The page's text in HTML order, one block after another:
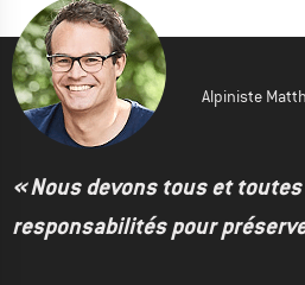
Alpiniste
« Nous devons tous et
responsabilités pour